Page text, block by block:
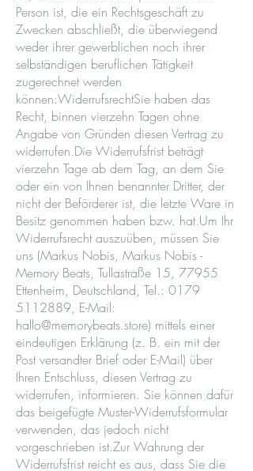
Person ist, die ein Rechtsgeschäft zu
Zwecken abschließt, die überwiegend
weder ihrer gewerblichen noch ihrer
selbständigen beruflichen Tätigkeit
zugerechnet werden
können:WiderrufsrechtSie haben das
Recht, binnen vierzehn Tagen ohne
Angabe von Gründen diesen Vertrag zu
widerrufen.Die Widerrufsfrist beträgt
vierzehn Tage ab dem Tag, an dem Sie
oder ein von Ihnen benannter Dritter, der
nicht der Beförderer ist, die letzte Ware in
Besitz genommen haben bzw. hat.Um Ihr
Widerrufsrecht auszuüben, müssen Sie
uns (Markus Nobis, Markus Nobis -
Memory Beats, Tullastraße 15, 77955
Ettenheim, Deutschland, Tel.: 0179
5112889, E-Mail:
hallo@memorybeats.store) mittels einer
eindeutigen Erklärung (z. B. ein mit der
Post versandter Brief oder E-Mail) über
Ihren Entschluss, diesen Vertrag zu
widerrufen, informieren. Sie können dafür
das beigefügte Muster-Widerrufsformular
verwenden, das jedoch nicht
vorgeschrieben ist.Zur Wahrung der
Widerrufsfrist reicht es aus, dass Sie die